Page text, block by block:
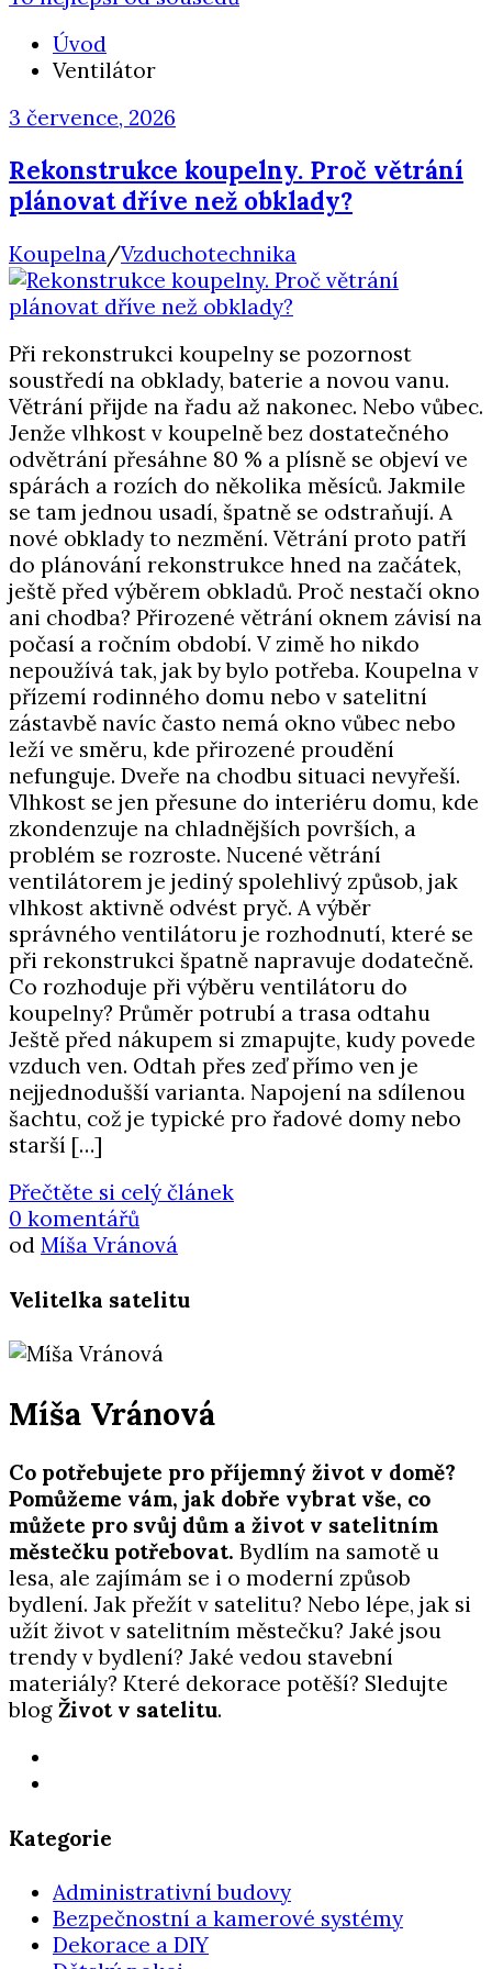
Úvod
Ventilátor
3 července, 2026
Rekonstrukce koupelny. Proč větrání
plánovat dříve než obklady?
Koupelna/Vzduchotechnika
Při rekonstrukci koupelny se pozornost
soustředí na obklady, baterie a novou vanu.
Větrání přijde na řadu až nakonec. Nebo vůbec.
Jenže vlhkost v koupelně bez dostatečného
odvětrání přesáhne 80 % a plísně se objeví ve
spárách a rozích do několika měsíců. Jakmile
se tam jednou usadí, špatně se odstraňují. A
nové obklady to nezmění. Větrání proto patří
do plánování rekonstrukce hned na začátek,
ještě před výběrem obkladů. Proč nestačí okno
ani chodba? Přirozené větrání oknem závisí na
počasí a ročním období. V zimě ho nikdo
nepoužívá tak, jak by bylo potřeba. Koupelna v
přízemí rodinného domu nebo v satelitní
zástavbě navíc často nemá okno vůbec nebo
leží ve směru, kde přirozené proudění
nefunguje. Dveře na chodbu situaci nevyřeší.
Vlhkost se jen přesune do interiéru domu, kde
zkondenzuje na chladnějších površích, a
problém se rozroste. Nucené větrání
ventilátorem je jediný spolehlivý způsob, jak
vlhkost aktivně odvést pryč. A výběr
správného ventilátoru je rozhodnutí, které se
při rekonstrukci špatně napravuje dodatečně.
Co rozhoduje při výběru ventilátoru do
koupelny? Průměr potrubí a trasa odtahu
Ještě před nákupem si zmapujte, kudy povede
vzduch ven. Odtah přes zeď přímo ven je
nejjednodušší varianta. Napojení na sdílenou
šachtu, což je typické pro řadové domy nebo
starší […]
Přečtěte si celý článek
0 komentářů
od Míša Vránová
Velitelka satelitu
Míša Vránová
Co potřebujete pro příjemný život v domě?
Pomůžeme vám, jak dobře vybrat vše, co
můžete pro svůj dům a život v satelitním
městečku potřebovat. Bydlím na samotě u
lesa, ale zajímám se i o moderní způsob
bydlení. Jak přežít v satelitu? Nebo lépe, jak si
užít život v satelitním městečku? Jaké jsou
trendy v bydlení? Jaké vedou stavební
materiály? Které dekorace potěší? Sledujte
blog Život v satelitu.
Kategorie
Administrativní budovy
Bezpečnostní a kamerové systémy
Dekorace a DIY